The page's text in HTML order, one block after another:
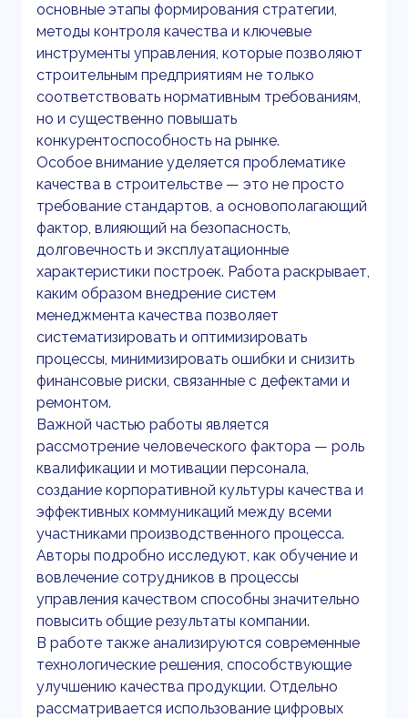
основные этапы формирования стратегии,
методы контроля качества и ключевые
инструменты управления, которые позволяют
строительным предприятиям не только
соответствовать нормативным требованиям,
но и существенно повышать
конкурентоспособность на рынке.
Особое внимание уделяется проблематике
качества в строительстве — это не просто
требование стандартов, а основополагающий
фактор, влияющий на безопасность,
долговечность и эксплуатационные
характеристики построек. Работа раскрывает,
каким образом внедрение систем
менеджмента качества позволяет
систематизировать и оптимизировать
процессы, минимизировать ошибки и снизить
финансовые риски, связанные с дефектами и
ремонтом.
Важной частью работы является
рассмотрение человеческого фактора — роль
квалификации и мотивации персонала,
создание корпоративной культуры качества и
эффективных коммуникаций между всеми
участниками производственного процесса.
Авторы подробно исследуют, как обучение и
вовлечение сотрудников в процессы
управления качеством способны значительно
повысить общие результаты компании.
В работе также анализируются современные
технологические решения, способствующие
улучшению качества продукции. Отдельно
рассматривается использование цифровых